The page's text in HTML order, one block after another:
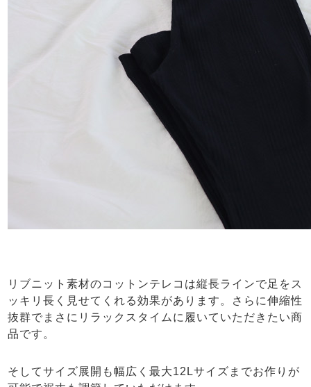
リブニット素材のコットンテレコは縦長ラインで足をス
ッキリ長く見せてくれる効果があります。さらに伸縮性
抜群でまさにリラックスタイムに履いていただきたい商
品です。
そしてサイズ展開も幅広く最大12Lサイズまでお作りが